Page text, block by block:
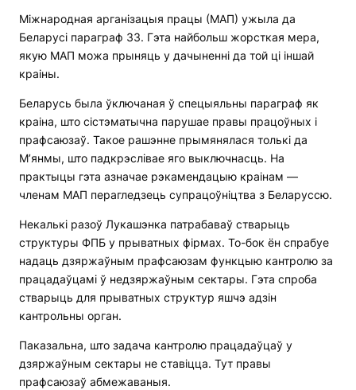
Міжнародная арганізацыя працы (МАП) ужыла да
Беларусі параграф 33. Гэта найбольш жорсткая мера,
якую МАП можа прыняць у дачыненні да той ці іншай
краіны.
Беларусь была ўключаная ў спецыяльны параграф як
краіна, што сістэматычна парушае правы працоўных і
прафсаюзаў. Такое рашэнне прымянялася толькі да
М’янмы, што падкрэслівае яго выключнасць. На
практыцы гэта азначае рэкамендацыю краінам —
членам МАП перагледзець супрацоўніцтва з Беларуссю.
Некалькі разоў Лукашэнка патрабаваў стварыць
структуры ФПБ у прыватных фірмах. То-бок ён спрабуе
надаць дзяржаўным прафсаюзам функцыю кантролю за
працадаўцамі ў недзяржаўным сектары. Гэта спроба
стварыць для прыватных структур яшчэ адзін
кантрольны орган.
Паказальна, што задача кантролю працадаўцаў у
дзяржаўным сектары не ставіцца. Тут правы
прафсаюзаў абмежаваныя.